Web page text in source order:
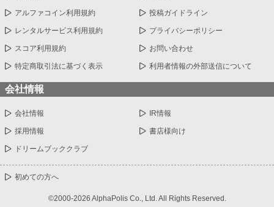
アルファコイン利用規約 投稿ガイドライン
レンタルサービス利用規約 プライバシーポリシー
スコア利用規約 お問い合わせ
特定商取引法に基づく表示 利用者情報の外部送信について
会社情報
会社情報 IR情報
採用情報 書店様向け
ドリームブッククラブ
初めての方へ
©2000-2026 AlphaPolis Co., Ltd. All Rights Reserved.